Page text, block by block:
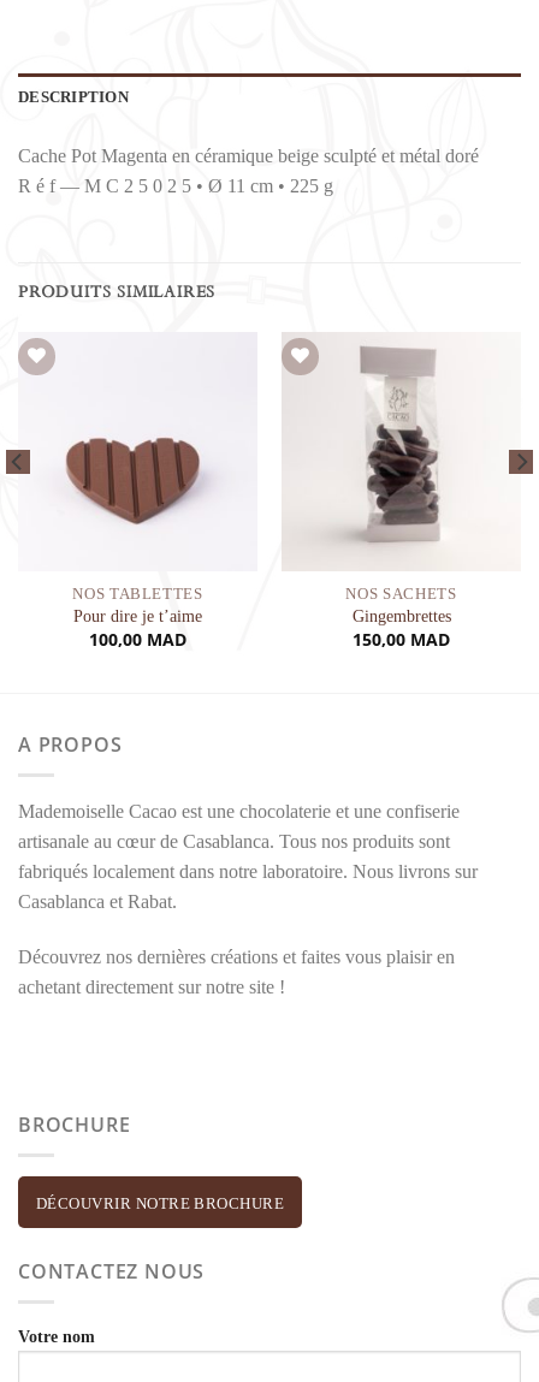
DESCRIPTION
Cache Pot Magenta en céramique beige sculpté et métal doré
R é f — M C 2 5 0 2 5 • Ø 11 cm • 225 g
PRODUITS SIMILAIRES
NOS TABLETTES
Pour dire je t’aime
100,00 MAD
Ajouter à la liste de souhaits
NOS SACHETS
Gingembrettes
150,00 MAD
A PROPOS
Mademoiselle Cacao est une chocolaterie et une confiserie
artisanale au cœur de Casablanca. Tous nos produits sont
fabriqués localement dans notre laboratoire. Nous livrons sur
Casablanca et Rabat.
Découvrez nos dernières créations et faites vous plaisir en
achetant directement sur notre site !
BROCHURE
DÉCOUVRIR NOTRE BROCHURE
CONTACTEZ NOUS
Votre nom